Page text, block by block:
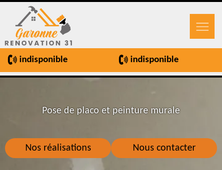
indisponible indisponible
Nos réalisations Nous contacter
Pose de placo et peinture murale